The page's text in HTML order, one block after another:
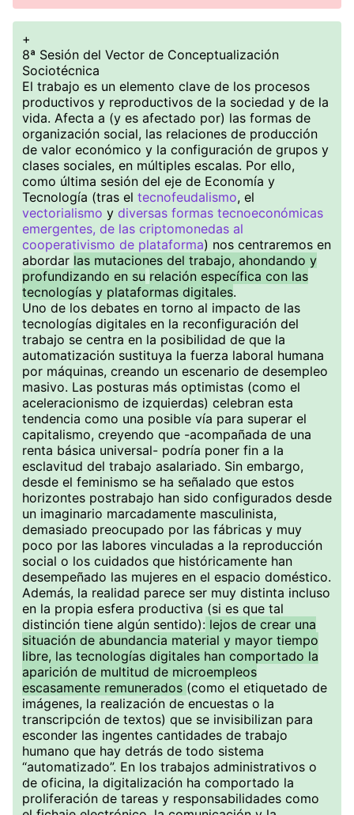
+
8ª Sesión del Vector de Conceptualización
Sociotécnica
El trabajo es un elemento clave de los procesos
productivos y reproductivos de la sociedad y de la
vida. Afecta a (y es afectado por) las formas de
organización social, las relaciones de producción
de valor económico y la configuración de grupos y
clases sociales, en múltiples escalas. Por ello,
como última sesión del eje de Economía y
Tecnología (tras el tecnofeudalismo, el
vectorialismo y diversas formas tecnoeconómicas
emergentes, de las criptomonedas al
cooperativismo de plataforma) nos centraremos en
abordar las mutaciones del trabajo, ahondando y
profundizando en su relación específica con las
tecnologías y plataformas digitales.
Uno de los debates en torno al impacto de las
tecnologías digitales en la reconfiguración del
trabajo se centra en la posibilidad de que la
automatización sustituya la fuerza laboral humana
por máquinas, creando un escenario de desempleo
masivo. Las posturas más optimistas (como el
aceleracionismo de izquierdas) celebran esta
tendencia como una posible vía para superar el
capitalismo, creyendo que -acompañada de una
renta básica universal- podría poner fin a la
esclavitud del trabajo asalariado. Sin embargo,
desde el feminismo se ha señalado que estos
horizontes postrabajo han sido configurados desde
un imaginario marcadamente masculinista,
demasiado preocupado por las fábricas y muy
poco por las labores vinculadas a la reproducción
social o los cuidados que históricamente han
desempeñado las mujeres en el espacio doméstico.
Además, la realidad parece ser muy distinta incluso
en la propia esfera productiva (si es que tal
distinción tiene algún sentido): lejos de crear una
situación de abundancia material y mayor tiempo
libre, las tecnologías digitales han comportado la
aparición de multitud de microempleos
escasamente remunerados (como el etiquetado de
imágenes, la realización de encuestas o la
transcripción de textos) que se invisibilizan para
esconder las ingentes cantidades de trabajo
humano que hay detrás de todo sistema
“automatizado”. En los trabajos administrativos o
de oficina, la digitalización ha comportado la
proliferación de tareas y responsabilidades como